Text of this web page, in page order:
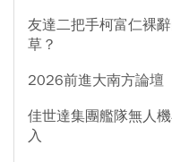
友達二把手柯富仁裸
草？
2026前進大南方論壇
佳世達集團艦隊無人
入